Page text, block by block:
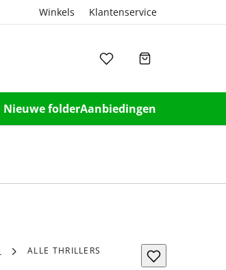
Winkels Klantenservice
Nieuwe folderAanbiedingen
ALLE THRILLERS